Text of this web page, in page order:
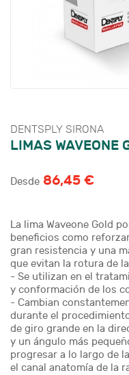
DENTSPLY SIRONA
LIMAS WAVEONE
Desde 86,45 €
La lima Waveone Gold
beneficios como
gran resistencia y una
que evitan la rotura de
- Se utilizan en el
y conformación de los
- Cambian
durante el
de giro grande en la
y un ángulo más
progresar a lo largo de
el canal anatomía de la